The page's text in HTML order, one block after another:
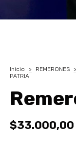
Inicio > REMERONES >
PATRIA
$33.000,00